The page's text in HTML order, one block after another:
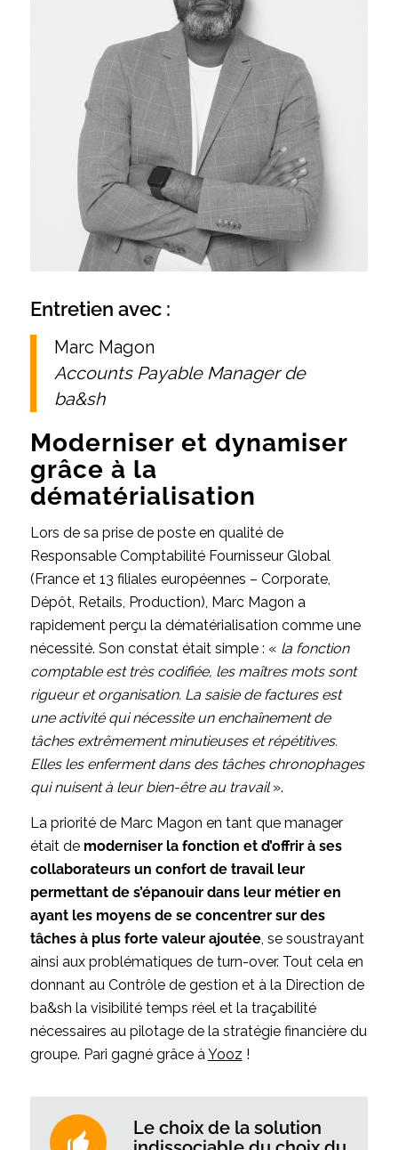
Entretien avec :
Marc Magon
Accounts Payable Manager de
ba&sh
Moderniser et dynamiser
grâce à la
dématérialisation
Lors de sa prise de poste en qualité de
Responsable Comptabilité Fournisseur Global
(France et 13 filiales européennes – Corporate,
Dépôt, Retails, Production), Marc Magon a
rapidement perçu la dématérialisation comme une
nécessité. Son constat était simple : « la fonction
comptable est très codifiée, les maîtres mots sont
rigueur et organisation. La saisie de factures est
une activité qui nécessite un enchaînement de
tâches extrêmement minutieuses et répétitives.
Elles les enferment dans des tâches chronophages
qui nuisent à leur bien-être au travail».
La priorité de Marc Magon en tant que manager
était de moderniser la fonction et d’offrir à ses
collaborateurs un confort de travail leur
permettant de s’épanouir dans leur métier en
ayant les moyens de se concentrer sur des
tâches à plus forte valeur ajoutée, se soustrayant
ainsi aux problématiques de turn-over. Tout cela en
donnant au Contrôle de gestion et à la Direction de
ba&sh la visibilité temps réel et la traçabilité
nécessaires au pilotage de la stratégie financière du
groupe. Pari gagné grâce àYooz !
Le choix de la solution